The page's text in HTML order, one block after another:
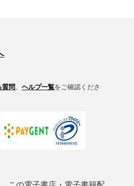
質問、ヘルプ一覧をご確認くださ